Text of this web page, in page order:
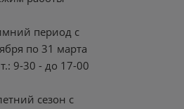
период с
по 31 марта
9-30 - до 17-00
сезон с